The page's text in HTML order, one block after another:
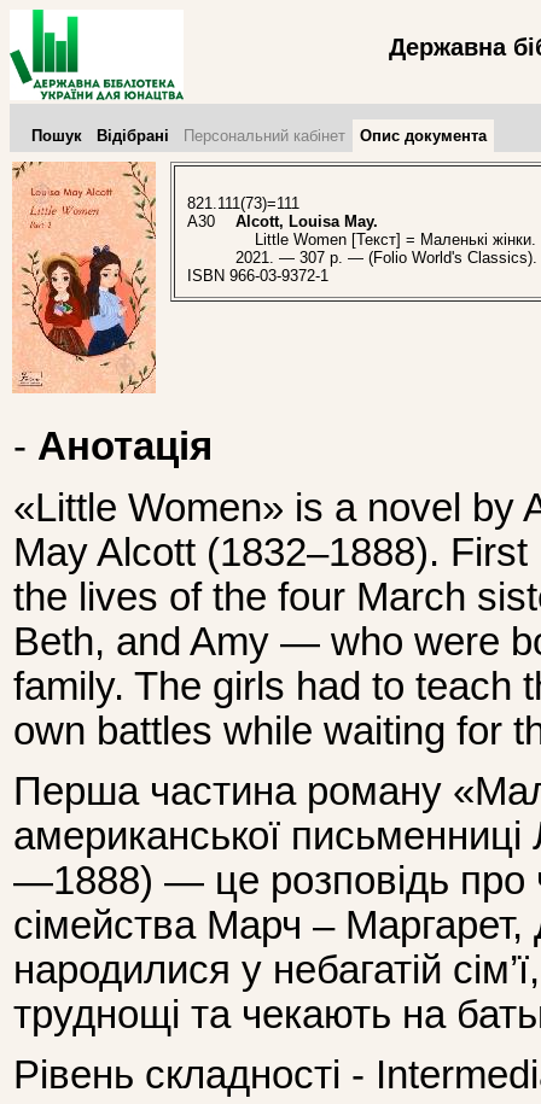
Державна
Пошук Відібрані Персональний кабінет Опис документа
821.111(73)=111
A30
Alcott, Louisa May.
Little Women [Текст] = Маленькі
2021. — 307 p. — (Folio World's
ISBN 966-03-9372-1
- Анотація
«Little Women» is a novel by
May Alcott (1832–1888).
the lives of the four March
Beth, and Amy — who were
family. The girls had to teach
own battles while waiting for
Перша частина роману
американської
—1888) — це розповідь про
сімейства Марч – Маргарет,
народилися у небагатій
труднощі та чекають на
Рівень складності -